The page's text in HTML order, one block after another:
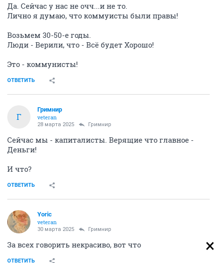
Да. Сейчас у нас не очч...и не то.
Лично я думаю, что коммуисты были правы!
Возьмем 30-50-е годы.
Люди - Верили, что - Всё будет Хорошо!
Это - коммунисты!
ОТВЕТИТЬ
Г
Гримнир
veteran
28 марта 2025 Гримнир
Сейчас мы - капиталисты. Верящие что главное -
Деньги!
И что?
ОТВЕТИТЬ
Yoric
veteran
30 марта 2025 Гримнир
За всех говорить некрасиво, вот что
ОТВЕТИТЬ